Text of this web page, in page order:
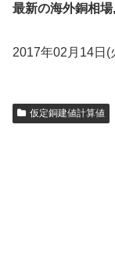
最新の海外銅相
2017年02月14日(
仮定銅建値計算値